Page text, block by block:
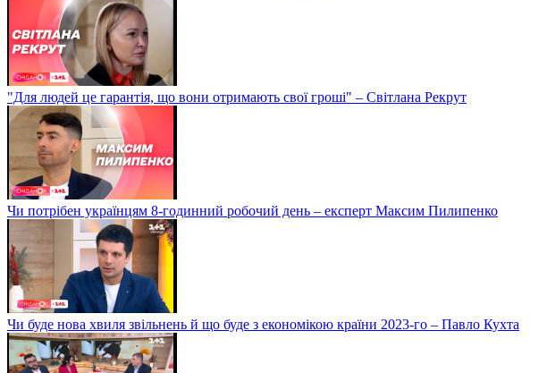
"Для людей це гарантія, що вони отримають свої гроші" – Світлана Рекрут
Чи потрібен українцям 8-годинний робочий день – експерт Максим Пилипенко
Чи буде нова хвиля звільнень й що буде з економікою країни 2023-го – Павло Кухта